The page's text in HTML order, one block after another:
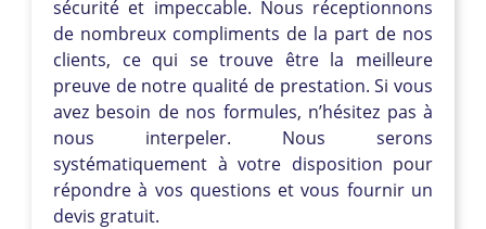
sécurité et impeccable. Nous réceptionnons
de nombreux compliments de la part de nos
clients, ce qui se trouve être la meilleure
preuve de notre qualité de prestation. Si vous
avez besoin de nos formules, n’hésitez pas à
nous interpeler. Nous serons
systématiquement à votre disposition pour
répondre à vos questions et vous fournir un
devis gratuit.